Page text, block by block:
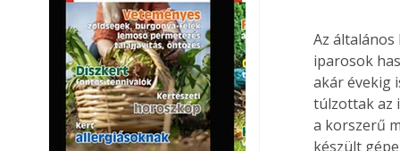
Az
iparosok
akár évekig
túlzottak az
a korszerű
készült